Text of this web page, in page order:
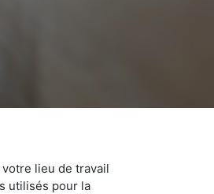
lieu de travail
utilisés pour la